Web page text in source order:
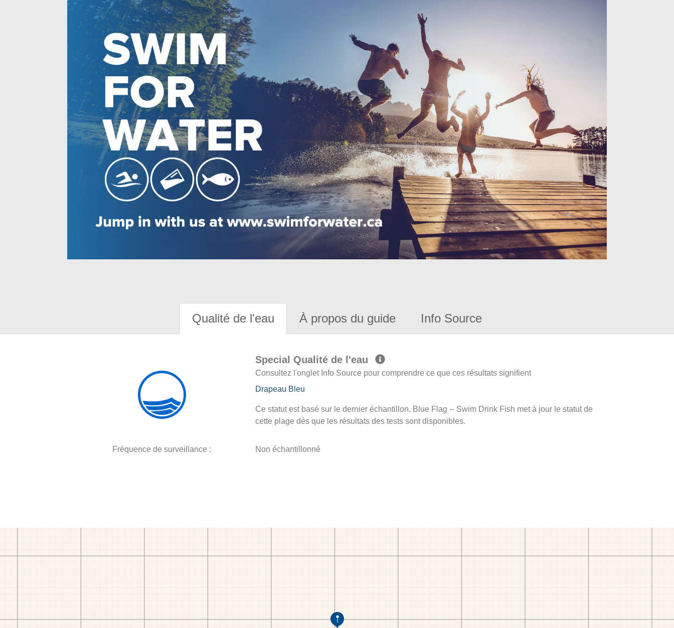
Qualité de l'eau À propos du guide Info Source
Special Qualité de l'eau
Consultez l'onglet Info Source pour comprendre ce que ces résultats signifient
Drapeau Bleu
Ce statut est basé sur le dernier échantillon. Blue Flag -- Swim Drink Fish met à jour le statut de
cette plage dès que les résultats des tests sont disponibles.
Fréquence de surveillance : Non échantillonné